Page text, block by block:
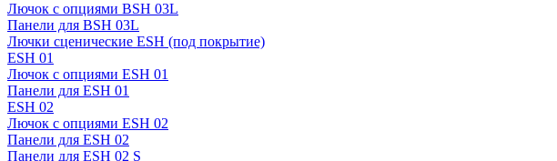
Лючок с опциями BSH 03L
Панели для BSH 03L
Лючки сценические ESH (под покрытие)
ESH 01
Лючок с опциями ESH 01
Панели для ESH 01
ESH 02
Лючок с опциями ESH 02
Панели для ESH 02
Панели для ESH 02 S